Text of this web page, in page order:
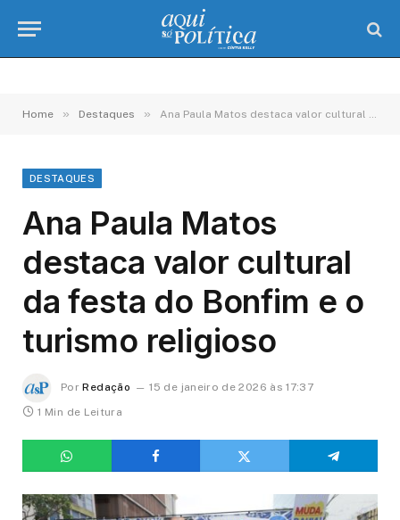
Home » Destaques » Ana Paula Matos destaca valor cultural da festa do Bonfim e o turismo religioso
DESTAQUES
Ana Paula Matos
destaca valor cultural
da festa do Bonfim e o
turismo religioso
Por Redação
15 de janeiro de 2026 às 17:37
1 Min de Leitura